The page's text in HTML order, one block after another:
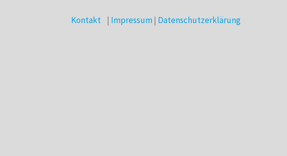
Kontakt| Impressum| Datenschutzerklärung